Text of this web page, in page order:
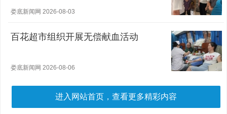
娄底新闻网 2026-08-03
百花超市组织开展无偿献血活动
娄底新闻网 2026-08-06
进入网站首页，查看更多精彩内容